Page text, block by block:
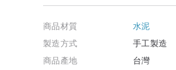
燈座：售後小卡、保固書、白紙盒
燈泡：白紙盒
商品材質
水泥
製造方式
手工製造
商品產地
台灣